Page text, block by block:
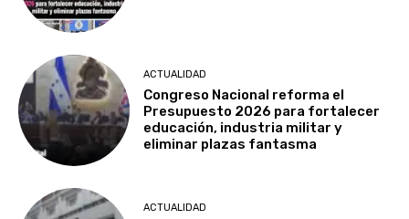
ACTUALIDAD
Congreso Nacional reforma el
Presupuesto 2026 para fortalecer
educación, industria militar y
eliminar plazas fantasma
ACTUALIDAD